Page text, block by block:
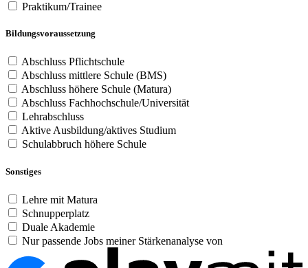
Praktikum/Trainee
Bildungsvoraussetzung
Abschluss Pflichtschule
Abschluss mittlere Schule (BMS)
Abschluss höhere Schule (Matura)
Abschluss Fachhochschule/Universität
Lehrabschluss
Aktive Ausbildung/aktives Studium
Schulabbruch höhere Schule
Sonstiges
Lehre mit Matura
Schnupperplatz
Duale Akademie
Nur passende Jobs meiner Stärkenanalyse von